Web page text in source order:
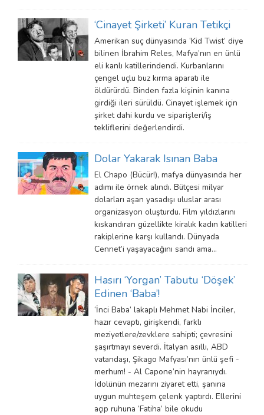
‘Cinayet Şirketi’ Kuran Tetikçi
Amerikan suç dünyasında ‘Kid Twist’ diye
bilinen İbrahim Reles, Mafya’nın en ünlü
eli kanlı katillerindendi. Kurbanlarını
çengel uçlu buz kırma aparatı ile
öldürürdü. Binden fazla kişinin kanına
girdiği ileri sürüldü. Cinayet işlemek için
şirket dahi kurdu ve siparişleri/iş
tekliflerini değerlendirdi.
Dolar Yakarak Isınan Baba
El Chapo (Bücür!), mafya dünyasında her
adımı ile örnek alındı. Bütçesi milyar
dolarları aşan yasadışı uluslar arası
organizasyon oluşturdu. Film yıldızlarını
kıskandıran güzellikte kiralık kadın katilleri
rakiplerine karşı kullandı. Dünyada
Cennet’i yaşayacağını sandı ama…
Hasırı ‘Yorgan’ Tabutu ‘Döşek’
Edinen ‘Baba’!
‘İnci Baba’ lakaplı Mehmet Nabi İnciler,
hazır cevaptı, girişkendi, farklı
meziyetlere/zevklere sahipti; çevresini
şaşırtmayı severdi. İtalyan asıllı, ABD
vatandaşı, Şikago Mafyası’nın ünlü şefi -
merhum! - Al Capone’nin hayranıydı.
İdolünün mezarını ziyaret etti, şanına
uygun muhteşem çelenk yaptırdı. Ellerini
açıp ruhuna ‘Fatiha’ bile okudu